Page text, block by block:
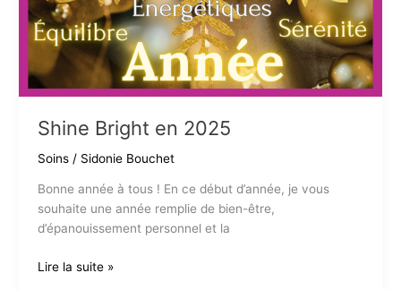
Shine Bright en 2025
Soins/ Sidonie Bouchet
Bonne année à tous ! En ce début d’année, je vous
souhaite une année remplie de bien-être,
d’épanouissement personnel et la
Shine
Lire la suite »